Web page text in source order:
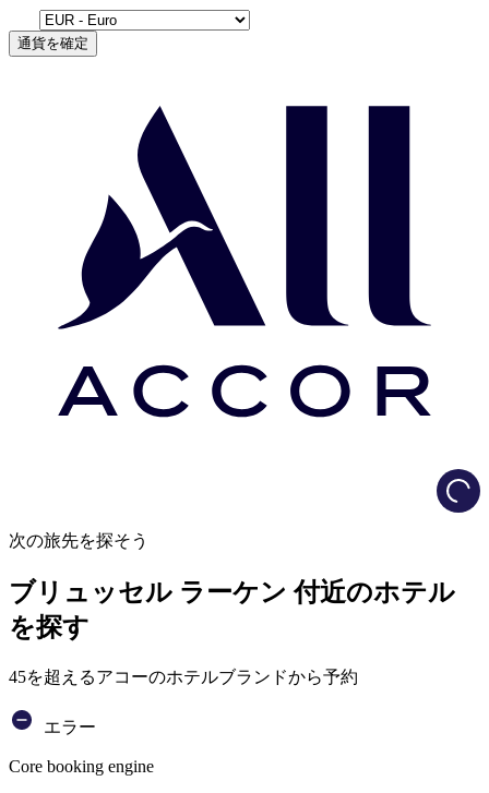
通貨を確定
次の旅先を探そう
ブリュッセル ラーケン 付近のホテル
を探す
45を超えるアコーのホテルブランドから予約
エラー
Core booking engine